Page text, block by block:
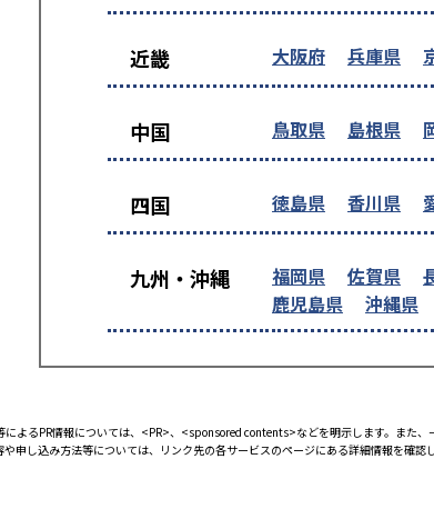
近畿 大阪府 兵庫県
中国 鳥取県 島根県
四国 徳島県 香川県
九州・沖縄 福岡県 佐賀県
鹿児島県
沖縄県
よるPR情報については、<PR>、<sponsored contents>などを明示します。また
や申し込み方法等については、リンク先の各サービスのページにある詳細情報を確認